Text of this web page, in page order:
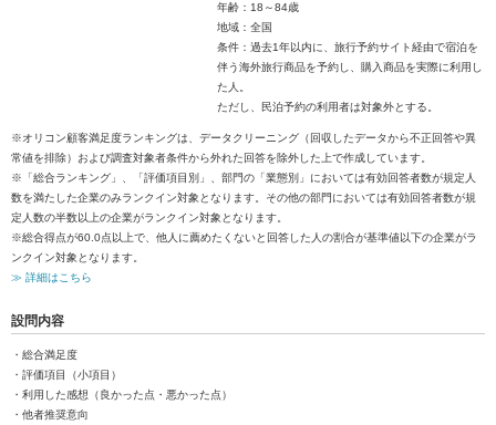
年齢：18～84歳
地域：全国
条件：過去1年以内に、旅行予約サイト経由で宿泊を
伴う海外旅行商品を予約し、購入商品を実際に利用し
た人。
ただし、民泊予約の利用者は対象外とする。
※オリコン顧客満足度ランキングは、データクリーニング（回収したデータから不正回答や異
常値を排除）および調査対象者条件から外れた回答を除外した上で作成しています。
※「総合ランキング」、「評価項目別」、部門の「業態別」においては有効回答者数が規定人
数を満たした企業のみランクイン対象となります。その他の部門においては有効回答者数が規
定人数の半数以上の企業がランクイン対象となります。
※総合得点が60.0点以上で、他人に薦めたくないと回答した人の割合が基準値以下の企業がラ
ンクイン対象となります。
≫ 詳細はこちら
設問内容
・総合満足度
・評価項目（小項目）
・利用した感想（良かった点・悪かった点）
・他者推奨意向